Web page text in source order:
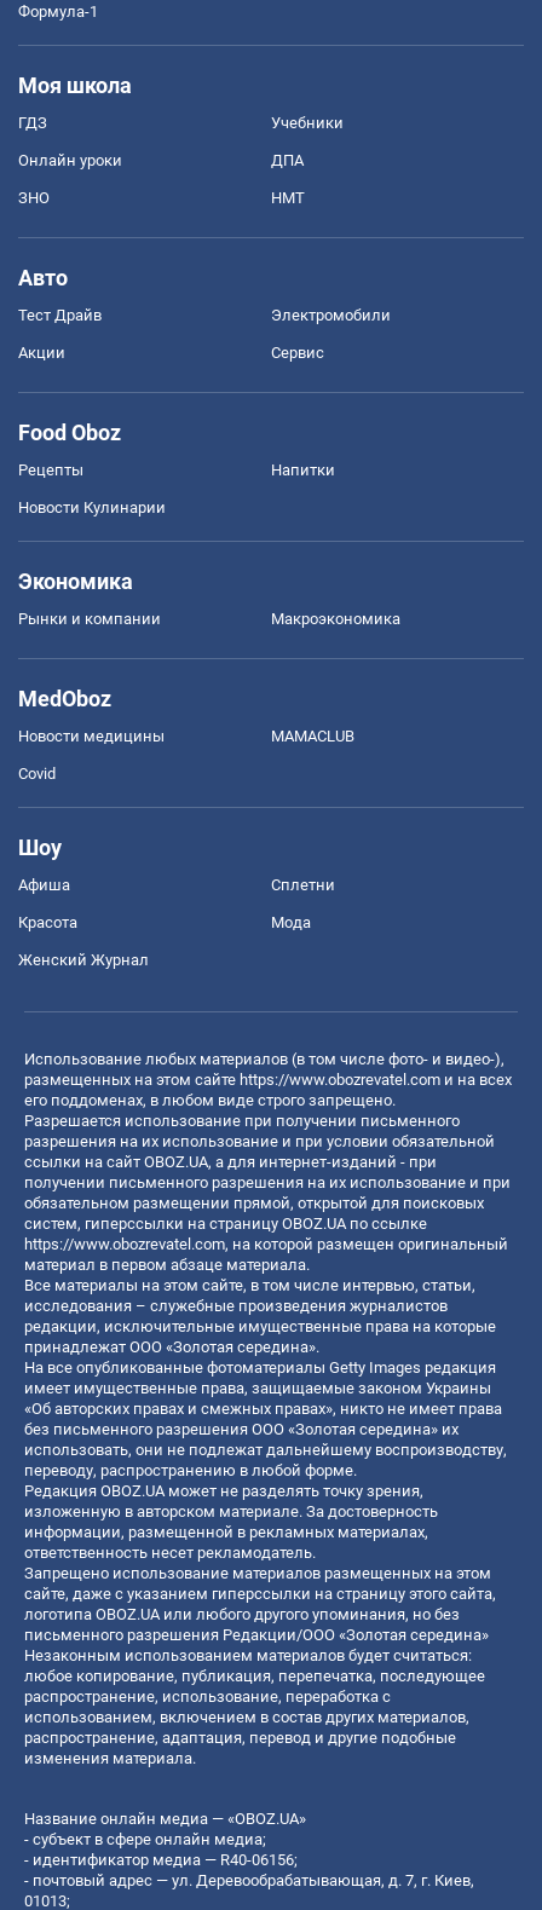
Формула-1
Моя школа
ГДЗ Учебники
Онлайн уроки ДПА
ЗНО НМТ
Авто
Тест Драйв Электромобили
Акции Сервис
Food Oboz
Рецепты Напитки
Новости Кулинарии
Экономика
Рынки и компании Mакроэкономика
MedOboz
Новости медицины MAMACLUB
Covid
Шоу
Афиша Сплетни
Красота Мода
Женский Журнал
Использование любых материалов (в том числе фото- и видео-),
размещенных на этом сайте https://www.obozrevatel.com и на всех
его поддоменах, в любом виде строго запрещено.
Разрешается использование при получении письменного
разрешения на их использование и при условии обязательной
ссылки на сайт OBOZ.UA, а для интернет-изданий - при
получении письменного разрешения на их использование и при
обязательном размещении прямой, открытой для поисковых
систем, гиперссылки на страницу OBOZ.UA по ссылке
https://www.obozrevatel.com, на которой размещен оригинальный
материал в первом абзаце материала.
Все материалы на этом сайте, в том числе интервью, статьи,
исследования – служебные произведения журналистов
редакции, исключительные имущественные права на которые
принадлежат ООО «Золотая середина».
На все опубликованные фотоматериалы Getty Images редакция
имеет имущественные права, защищаемые законом Украины
«Об авторских правах и смежных правах», никто не имеет права
без письменного разрешения ООО «Золотая середина» их
использовать, они не подлежат дальнейшему воспроизводству,
переводу, распространению в любой форме.
Редакция OBOZ.UA может не разделять точку зрения,
изложенную в авторском материале. За достоверность
информации, размещенной в рекламных материалах,
ответственность несет рекламодатель.
Запрещено использование материалов размещенных на этом
сайте, даже с указанием гиперссылки на страницу этого сайта,
логотипа OBOZ.UA или любого другого упоминания, но без
письменного разрешения Редакции/ООО «Золотая середина»
Незаконным использованием материалов будет считаться:
любое копирование, публикация, перепечатка, последующее
распространение, использование, переработка с
использованием, включением в состав других материалов,
распространение, адаптация, перевод и другие подобные
изменения материала.
Название онлайн медиа — «OBOZ.UA»
- субъект в сфере онлайн медиа;
- идентификатор медиа — R40-06156;
- почтовый адрес — ул. Деревообрабатывающая, д. 7, г. Киев,
01013;